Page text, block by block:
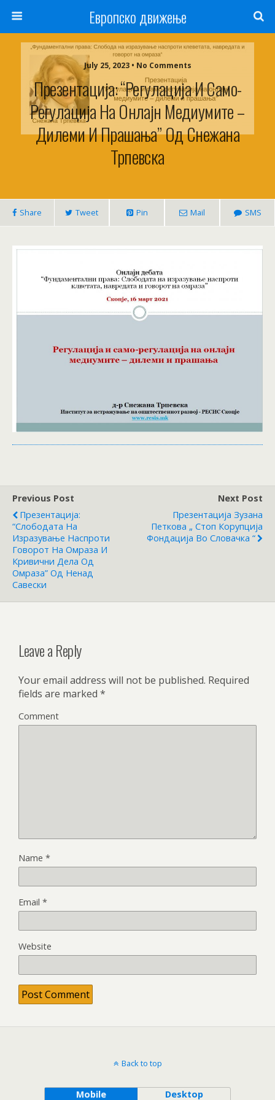
Европско движење
July 25, 2023 • No Comments
Презентација: “Регулација И Само-
Регулација На Онлајн Медиумите –
Дилеми И Прашања” Од Снежана
Трпевска
Share Tweet Pin Mail SMS
Previous Post
Презентација:
“Слободата На
Изразување Наспроти
Говорот На Омраза И
Кривични Дела Од
Омраза” Од Ненад
Савески
Next Post
Презентација Зузана
Петкова „ Стоп Корупција
Фондација Во Словачка “
Leave a Reply
Your email address will not be published. Required
fields are marked *
Comment
Name *
Email *
Website
Back to top
Mobile Desktop